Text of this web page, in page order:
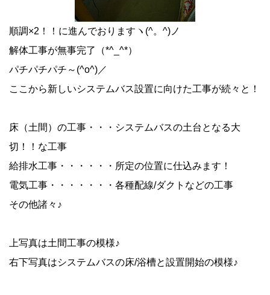
順調×2！！に進んでおりますヽ(^。^)ノ
解体工事が無事完了（*^_^*）
パチパチパチ～(^o^)／
ここから新しいシステムバス設置に向けた工事が続々と！
床（土間）の工事・・・システムバスの土台となる大
切！！な工事
給排水工事・・・・・・所定の位置に仕込みます！
電気工事・・・・・・・各種配線/ダクトなどの工事
その他諸々♪
上写真は土間工事の模様♪
右下写真はシステムバスの床/浴槽と設置開始の模様♪